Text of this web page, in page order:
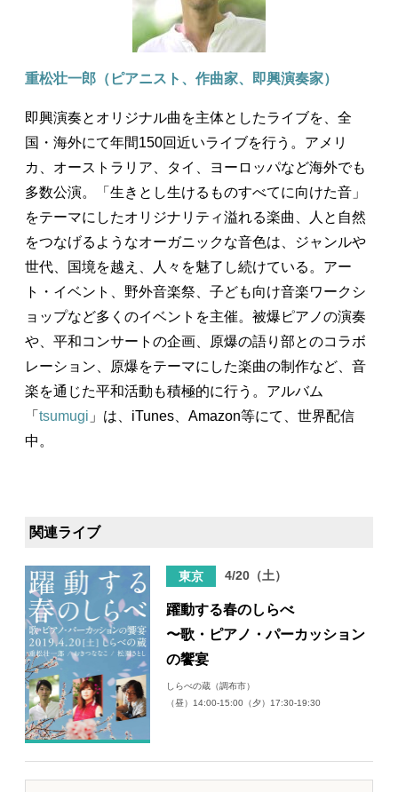
重松壮一郎（ピアニスト、作曲家、即興演奏家）
即興演奏とオリジナル曲を主体としたライブを、全
国・海外にて年間150回近いライブを行う。アメリ
カ、オーストラリア、タイ、ヨーロッパなど海外でも
多数公演。「生きとし生けるものすべてに向けた音」
をテーマにしたオリジナリティ溢れる楽曲、人と自然
をつなげるようなオーガニックな音色は、ジャンルや
世代、国境を越え、人々を魅了し続けている。アー
ト・イベント、野外音楽祭、子ども向け音楽ワークシ
ョップなど多くのイベントを主催。被爆ピアノの演奏
や、平和コンサートの企画、原爆の語り部とのコラボ
レーション、原爆をテーマにした楽曲の制作など、音
楽を通じた平和活動も積極的に行う。アルバム
「 tsumugi 」は、iTunes、Amazon等にて、世界配信
中。
関連ライブ
東京 4/20（土）
躍動する春のしらべ
〜歌・ピアノ・パーカッション
の饗宴
しらべの蔵（調布市）
（昼）14:00-15:00（夕）17:30-19:30